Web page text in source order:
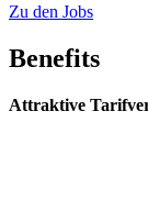
Zu den Jobs
Benefits
Attraktive